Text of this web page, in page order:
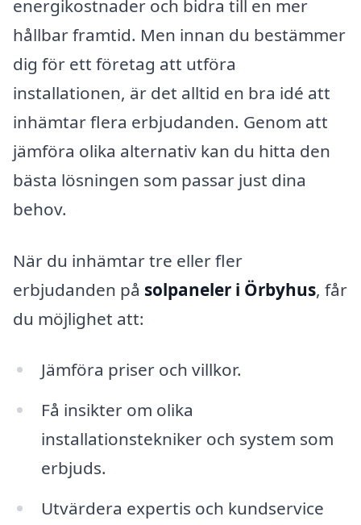
energikostnader och bidra till en mer
hållbar framtid. Men innan du bestämmer
dig för ett företag att utföra
installationen, är det alltid en bra idé att
inhämtar flera erbjudanden. Genom att
jämföra olika alternativ kan du hitta den
bästa lösningen som passar just dina
behov.
När du inhämtar tre eller fler
erbjudanden på solpaneler i Örbyhus, får
du möjlighet att:
Jämföra priser och villkor.
Få insikter om olika
installationstekniker och system som
erbjuds.
Utvärdera expertis och kundservice